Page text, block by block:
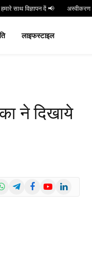
हमारे साथ विज्ञापन दें 📢 अस्वीकरण
लाइफस्टाइल
ने दिखाये
TelegramFacebookYouTubeLinkedIn
पाएं Live Breaking News!